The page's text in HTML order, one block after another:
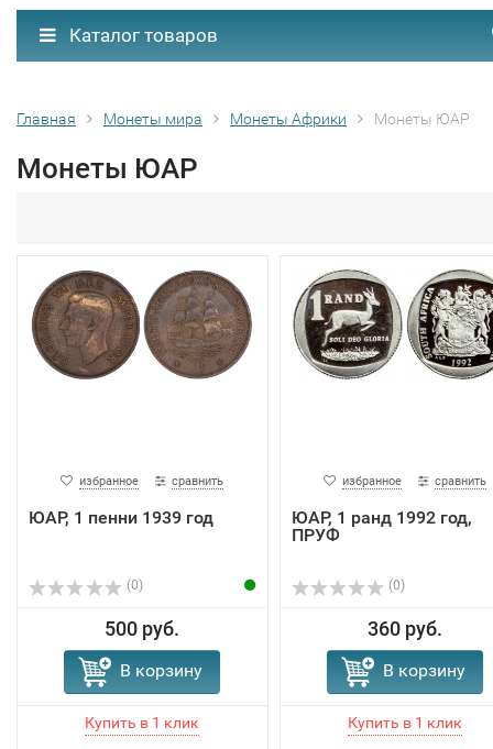
Каталог товаров
Главная Монеты мира Монеты Африки Монеты ЮАР
Монеты ЮАР
избранное сравнить
ЮАР, 1 пенни 1939 год
(0)
500 руб.
В корзину
избранное сравнить
ЮАР, 1 ранд 1992 год,
ПРУФ
(0)
360 руб.
В корзину